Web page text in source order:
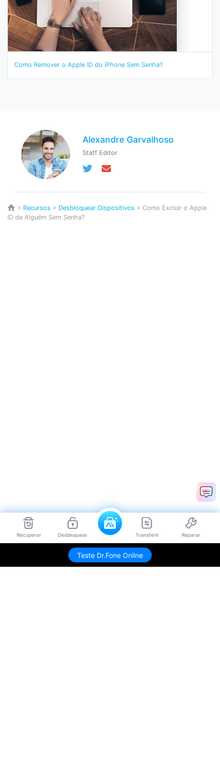
Recuperar Desbloquear Transferir Reparar
Teste Dr.Fone Online
Como Remover o Apple ID do iPhone Sem Senha?
Alexandre Garvalhoso
Staff Editor
> Recursos > Desbloquear Dispositivos > Como Excluir o Apple
ID de Alguém Sem Senha?